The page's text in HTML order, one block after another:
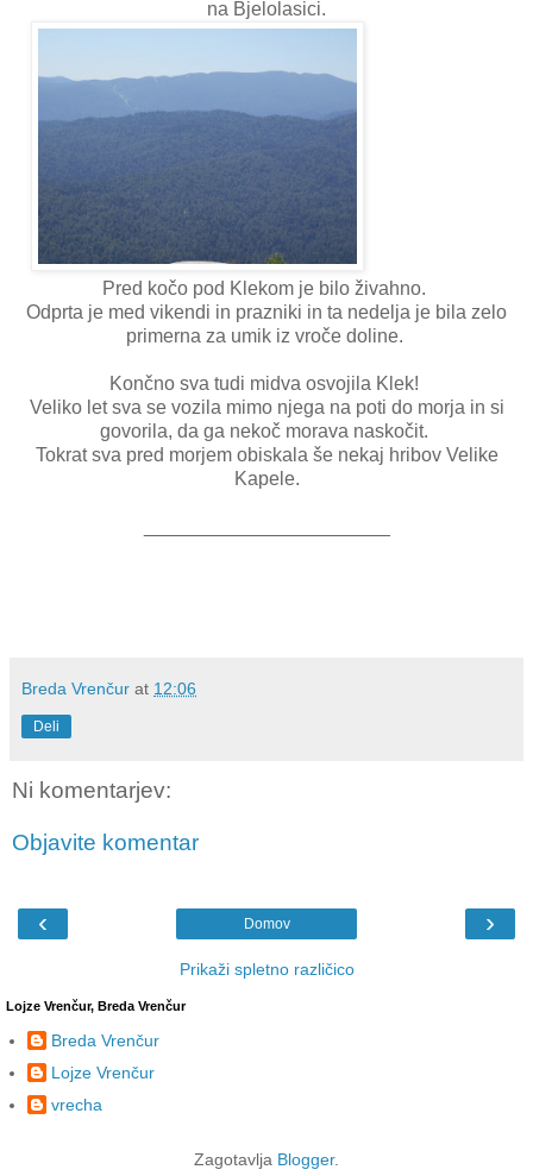
na Bjelolasici.
Pred kočo pod Klekom je bilo živahno.
Odprta je med vikendi in prazniki in ta nedelja je bila zelo
primerna za umik iz vroče doline.
Končno sva tudi midva osvojila Klek!
Veliko let sva se vozila mimo njega na poti do morja in si
govorila, da ga nekoč morava naskočit.
Tokrat sva pred morjem obiskala še nekaj hribov Velike
Kapele.
Breda Vrenčur at 12:06
Deli
Ni komentarjev:
Objavite komentar
‹ ›
Domov
Prikaži spletno različico
Lojze Vrenčur, Breda Vrenčur
Breda Vrenčur
Lojze Vrenčur
vrecha
Zagotavlja Blogger.